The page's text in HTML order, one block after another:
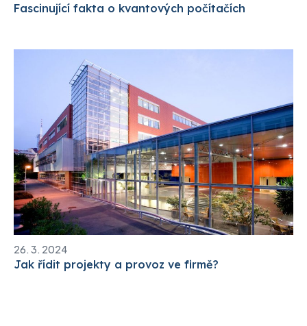
Fascinující fakta o kvantových počítačích
26. 3. 2024
Jak řídit projekty a provoz ve firmě?